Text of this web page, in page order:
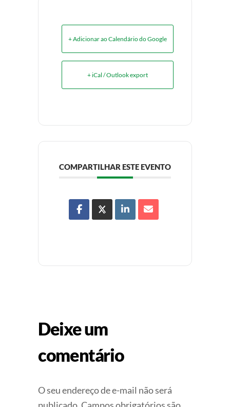
+ Adicionar ao Calendário do Google
+ iCal / Outlook export
COMPARTILHAR ESTE EVENTO
Deixe um
comentário
O seu endereço de e-mail não será